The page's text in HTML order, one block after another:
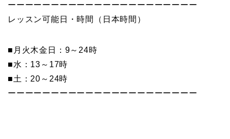
ーーーーーーーーーーーーーーーーーーーーーー
レッスン可能日・時間（日本時間）
■月火木金日：9～24時
■水：13～17時
■土：20～24時
ーーーーーーーーーーーーーーーーーーーーーー